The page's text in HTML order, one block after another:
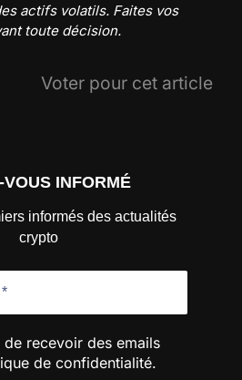
actifs volatils. Faites vos
toute décision.
Voter pour cet article
VOUS INFORMÉ
informés des actualités
crypto
recevoir des emails
de confidentialité.